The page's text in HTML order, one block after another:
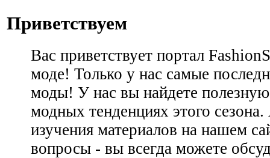
Приветствуем
Вас приветствует портал
моде! Только у нас самые
моды! У нас вы найдете
модных тенденциях этого
изучения материалов на нашем
вопросы - вы всегда можете